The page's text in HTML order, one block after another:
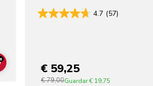
ADD TO CART
4.7 (57)
€ 59,25
€ 79,00Guardar€ 19,75